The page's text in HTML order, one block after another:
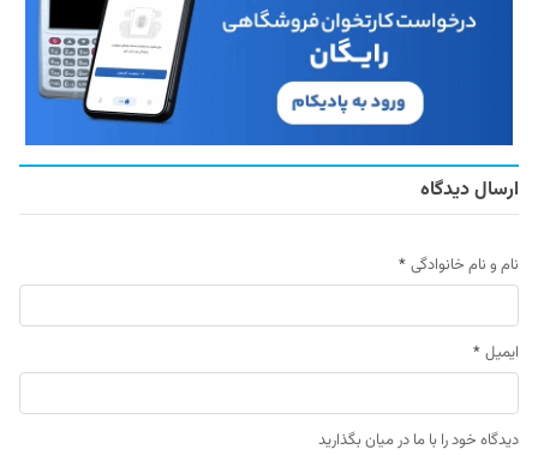
ارسال دیدگاه
نام و نام خانوادگی *
ایمیل *
دیدگاه خود را با ما در میان بگذارید